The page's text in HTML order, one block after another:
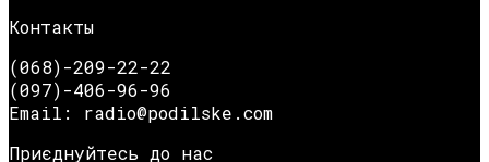
Контакты
(068)-209-22-22
(097)-406-96-96
Email: radio@podilske.com
Приєднуйтесь до нас